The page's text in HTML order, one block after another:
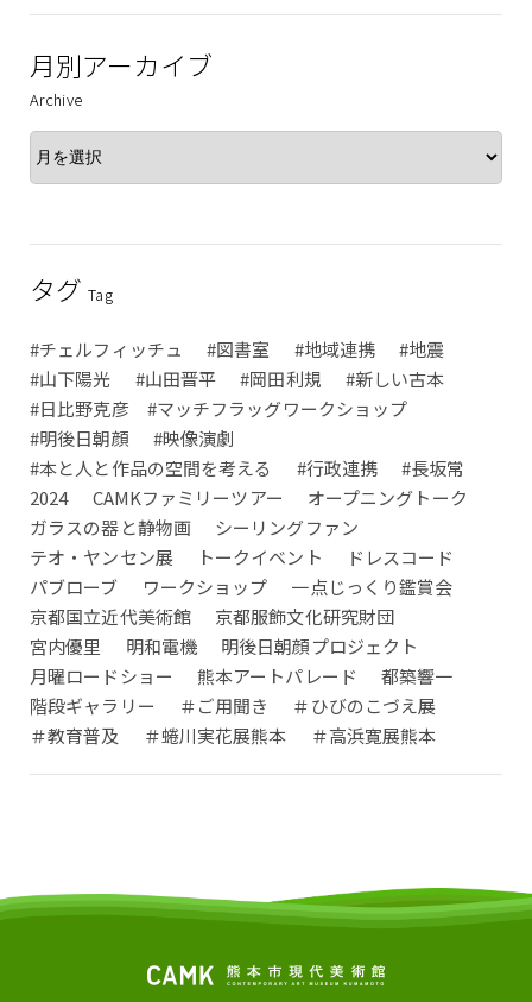
月別アーカイブ
Archive
タグTag
#チェルフィッチュ #図書室 #地域連携
#地震
#山下陽光
#山田晋平 #岡田利規
#新しい古本
#日比野克彦 #マッチフラッグワークショップ
#明後日朝顔
#映像演劇
#本と人と作品の空間を考える
#行政連携
#長坂常
2024
CAMKファミリーツアー
オープニングトーク
ガラスの器と静物画
シーリングファン
テオ・ヤンセン展
トークイベント
ドレスコード
パブローブ
ワークショップ
一点じっくり鑑賞会
京都国立近代美術館
京都服飾文化研究財団
宮内優里
明和電機
明後日朝顔プロジェクト
月曜ロードショー
熊本アートパレード
都築響一
階段ギャラリー
＃ご用聞き
＃ひびのこづえ展
＃教育普及
＃蜷川実花展熊本 ＃高浜寛展熊本